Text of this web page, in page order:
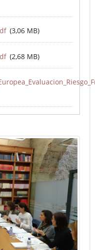
(3,06 MB)
(2,68 MB)